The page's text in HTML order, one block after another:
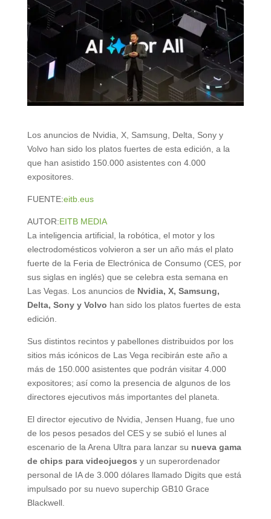
Los anuncios de Nvidia, X, Samsung, Delta, Sony y
Volvo han sido los platos fuertes de esta edición, a la
que han asistido 150.000 asistentes con 4.000
expositores.
FUENTE:eitb.eus
AUTOR:EITB MEDIA
La inteligencia artificial, la robótica, el motor y los
electrodomésticos volvieron a ser un año más el plato
fuerte de la Feria de Electrónica de Consumo (CES, por
sus siglas en inglés) que se celebra esta semana en
Las Vegas. Los anuncios de Nvidia, X, Samsung,
Delta, Sony y Volvo han sido los platos fuertes de esta
edición.
Sus distintos recintos y pabellones distribuidos por los
sitios más icónicos de Las Vega recibirán este año a
más de 150.000 asistentes que podrán visitar 4.000
expositores; así como la presencia de algunos de los
directores ejecutivos más importantes del planeta.
El director ejecutivo de Nvidia, Jensen Huang, fue uno
de los pesos pesados del CES y se subió el lunes al
escenario de la Arena Ultra para lanzar su nueva gama
de chips para videojuegos y un superordenador
personal de IA de 3.000 dólares llamado Digits que está
impulsado por su nuevo superchip GB10 Grace
Blackwell.